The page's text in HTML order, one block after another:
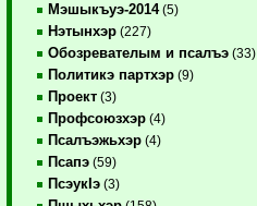
Мэшыкъуэ-2014(5)
Нэтынхэр (227)
Обозревателым и псалъэ (33)
Политикэ партхэр (9)
Проект (3)
Профсоюзхэр (4)
Псалъэжьхэр (4)
Псапэ (59)
ПсэукIэ (3)